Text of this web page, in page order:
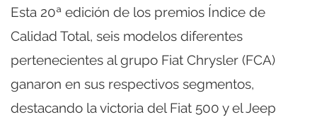
Esta 20ª edición de los premios Índice de
Calidad Total, seis modelos diferentes
pertenecientes al grupo Fiat Chrysler (FCA)
ganaron en sus respectivos segmentos,
destacando la victoria del Fiat 500 y el Jeep